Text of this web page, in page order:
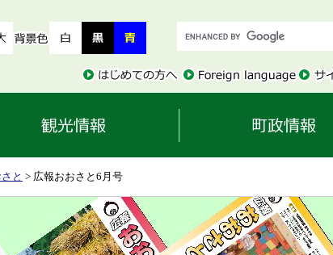
と > 広報おおさと6月号